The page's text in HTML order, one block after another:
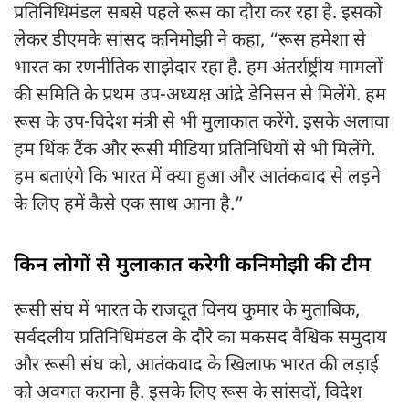
प्रतिनिधिमंडल सबसे पहले रूस का दौरा कर रहा है. इसको
लेकर डीएमके सांसद कनिमोझी ने कहा, “रूस हमेशा से
भारत का रणनीतिक साझेदार रहा है. हम अंतर्राष्ट्रीय मामलों
की समिति के प्रथम उप-अध्यक्ष आंद्रे डेनिसन से मिलेंगे. हम
रूस के उप-विदेश मंत्री से भी मुलाकात करेंगे. इसके अलावा
हम थिंक टैंक और रूसी मीडिया प्रतिनिधियों से भी मिलेंगे.
हम बताएंगे कि भारत में क्या हुआ और आतंकवाद से लड़ने
के लिए हमें कैसे एक साथ आना है.”
किन लोगों से मुलाकात करेगी कनिमोझी की टीम
रूसी संघ में भारत के राजदूत विनय कुमार के मुताबिक,
सर्वदलीय प्रतिनिधिमंडल के दौरे का मकसद वैश्विक समुदाय
और रूसी संघ को, आतंकवाद के खिलाफ भारत की लड़ाई
को अवगत कराना है. इसके लिए रूस के सांसदों, विदेश